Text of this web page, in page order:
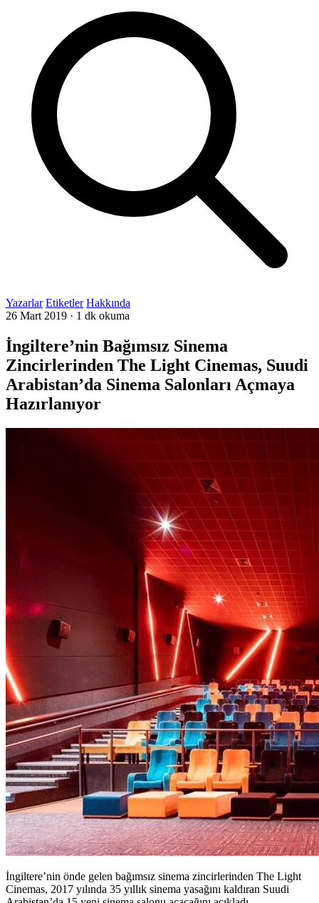
Yazarlar Etiketler Hakkında
26 Mart 2019 · 1 dk okuma
İngiltere’nin Bağımsız Sinema
Zincirlerinden The Light Cinemas, Suudi
Arabistan’da Sinema Salonları Açmaya
Hazırlanıyor
İngiltere’nin önde gelen bağımsız sinema zincirlerinden The Light
Cinemas, 2017 yılında 35 yıllık sinema yasağını kaldıran Suudi